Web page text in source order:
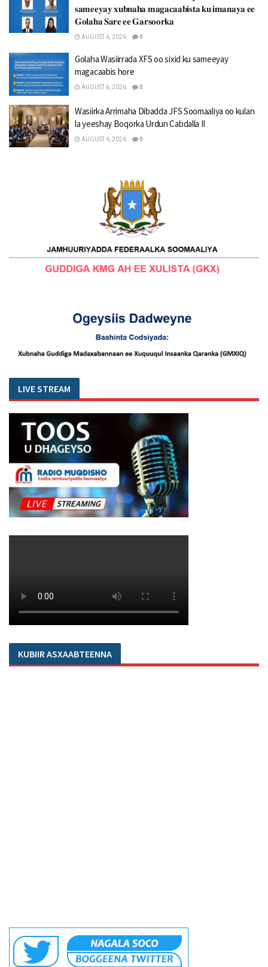
𝐬𝐚𝐦𝐞𝐞𝐲𝐚𝐲 𝐱𝐮𝐛𝐧𝐚𝐡𝐚 𝐦𝐚𝐠𝐚𝐜𝐚𝐚𝐛𝐢𝐬𝐭𝐚 𝐤𝐮 𝐢𝐦𝐚𝐧𝐚𝐲𝐚 𝐞𝐞
𝐆𝐨𝐥𝐚𝐡𝐚 𝐒𝐚𝐫𝐞 𝐞𝐞 𝐆𝐚𝐫𝐬𝐨𝐨𝐫𝐤𝐚
AUGUST 6, 2026 0
Golaha Wasiirrada XFS oo sixid ku sameeyay
magacaabis hore
AUGUST 6, 2026 0
Wasiirka Arrimaha Dibadda JFS Soomaaliya oo kulan
la yeeshay Boqorka Urdun Cabdalla II
AUGUST 6, 2026 0
LIVE STREAM
KUBIIR ASXAABTEENNA